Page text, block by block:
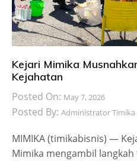
Kejari Mimika
Kejahatan
Posted On: May 7, 2026
Posted By: Administrator Timika
​MIMIKA (timikabisnis) —
Mimika mengambil langkah